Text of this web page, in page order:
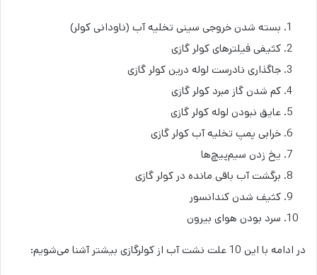
بسته شدن خروجی سینی تخلیه آب (ناودانی کولر)
کثیفی فیلترهای کولر گازی
جاگذاری نادرست لوله درین کولر گازی
کم شدن گاز مبرد کولر گازی
عایق نبودن لوله کولر گازی
خرابی پمپ تخلیه آب کولر گازی
یخ زدن سیم‌پیچ‌ها
برگشت آب باقی مانده در کولر گازی
کثیف شدن کندانسور
سرد بودن هوای بیرون
در ادامه با این 10 علت نشت آب از کولرگازی بیشتر آشنا می‌شویم: